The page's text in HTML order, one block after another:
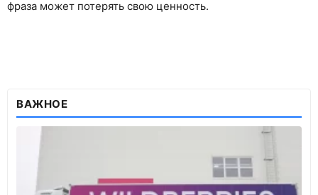
фраза может потерять свою ценность.
ВАЖНОЕ